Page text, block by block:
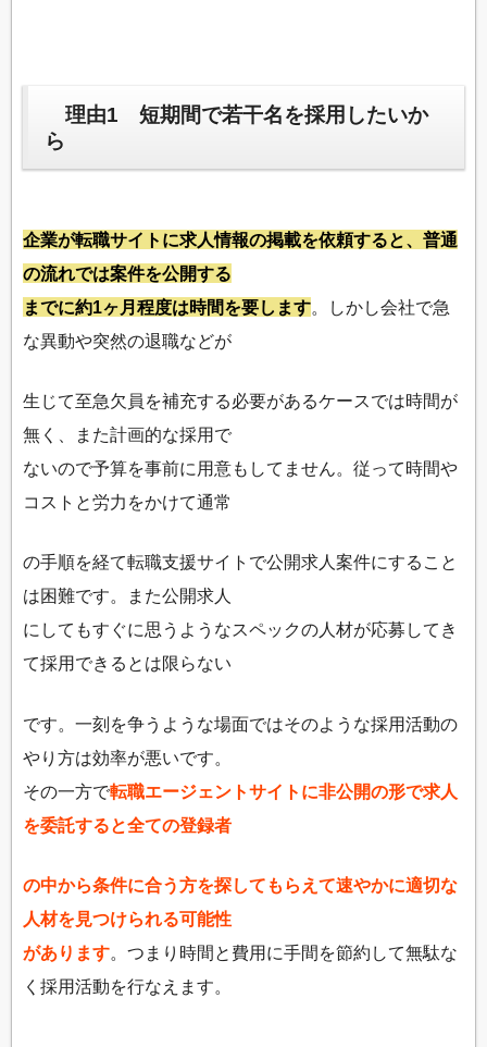
理由1 短期間で若干名を採用したいか
ら
企業が転職サイトに求人情報の掲載を依頼すると、普通
の流れでは案件を公開する
までに約1ヶ月程度は時間を要します。しかし会社で急
な異動や突然の退職などが
生じて至急欠員を補充する必要があるケースでは時間が
無く、また計画的な採用で
ないので予算を事前に用意もしてません。従って時間や
コストと労力をかけて通常
の手順を経て転職支援サイトで公開求人案件にすること
は困難です。また公開求人
にしてもすぐに思うようなスペックの人材が応募してき
て採用できるとは限らない
です。一刻を争うような場面ではそのような採用活動の
やり方は効率が悪いです。
その一方で転職エージェントサイトに非公開の形で求人
を委託すると全ての登録者
の中から条件に合う方を探してもらえて速やかに適切な
人材を見つけられる可能性
があります。つまり時間と費用に手間を節約して無駄な
く採用活動を行なえます。